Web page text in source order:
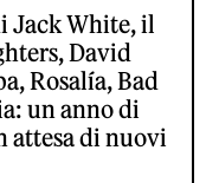
Jack White, il
David
Rosalía, Bad
un anno di
attesa di nuovi